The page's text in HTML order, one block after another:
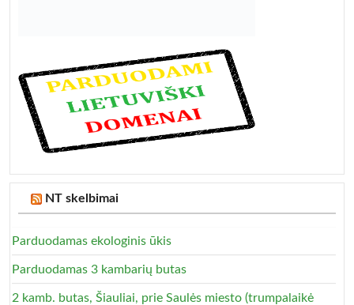
NT skelbimai
Parduodamas ekologinis ūkis
Parduodamas 3 kambarių butas
2 kamb. butas, Šiauliai, prie Saulės miesto (trumpalaikė